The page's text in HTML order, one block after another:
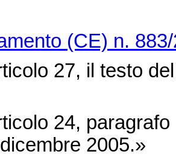
(CE) n.
27, il testo
24, paragrafo
2005.»